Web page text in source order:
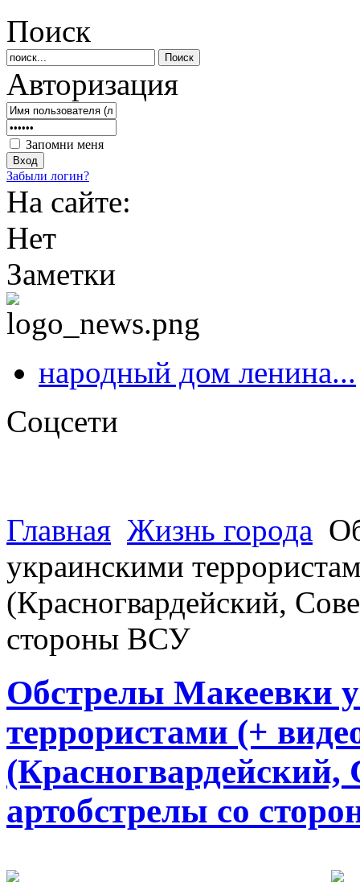
Поиск
Авторизация
Запомни меня
Забыли логин?
На сайте:
Нет
Заметки
народный дом ленина...
Соцсети
Главная Жизнь города
украинскими
(Красногвардейский,
стороны ВСУ
Обстрелы Макеевки
террористами (+
артобстрелы со